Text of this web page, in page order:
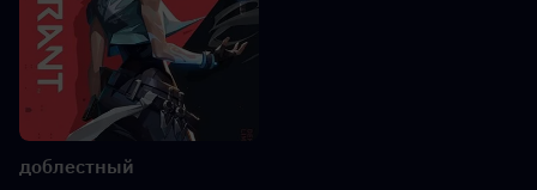
доблестный